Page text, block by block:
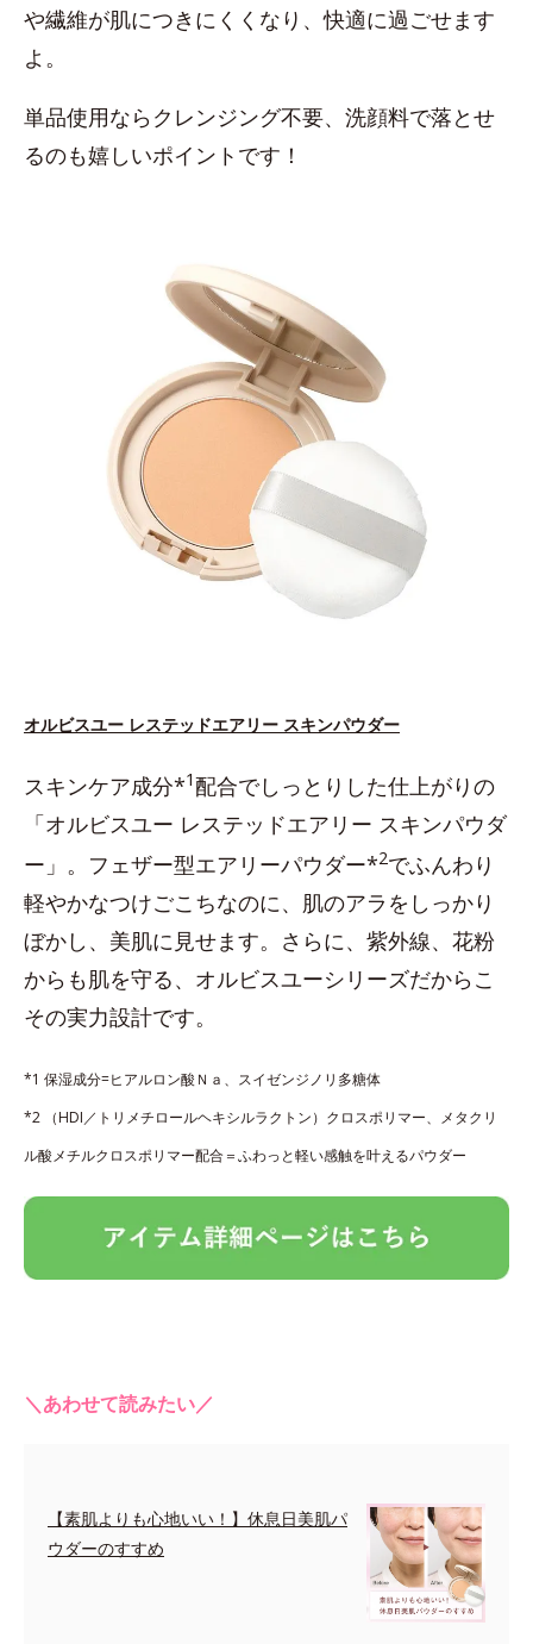
や繊維が肌につきにくくなり、快適に過ごせます
よ。
単品使用ならクレンジング不要、洗顔料で落とせ
るのも嬉しいポイントです！
オルビスユー レステッドエアリー スキンパウダー
スキンケア成分*1配合でしっとりした仕上がりの
「オルビスユー レステッドエアリー スキンパウダ
ー」。フェザー型エアリーパウダー*2でふんわり
軽やかなつけごこちなのに、肌のアラをしっかり
ぼかし、美肌に見せます。さらに、紫外線、花粉
からも肌を守る、オルビスユーシリーズだからこ
その実力設計です。
*1 保湿成分=ヒアルロン酸Ｎａ、スイゼンジノリ多糖体
*2 （HDI／トリメチロールヘキシルラクトン）クロスポリマー、メタクリ
ル酸メチルクロスポリマー配合＝ふわっと軽い感触を叶えるパウダー
＼あわせて読みたい／
【素肌よりも心地いい！】休息日美肌パ
ウダーのすすめ